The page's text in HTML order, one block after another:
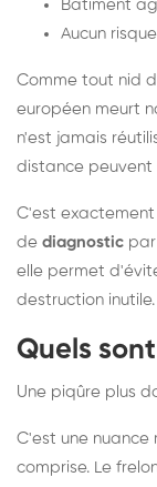
Bâtiment
Aucun
Comme tout nid
européen meurt
n'est jamais
distance peuvent
C'est
de diagnostic
elle permet
destruction inutile.
Quels
Une piqûre plus
C'est une nuance
comprise. Le